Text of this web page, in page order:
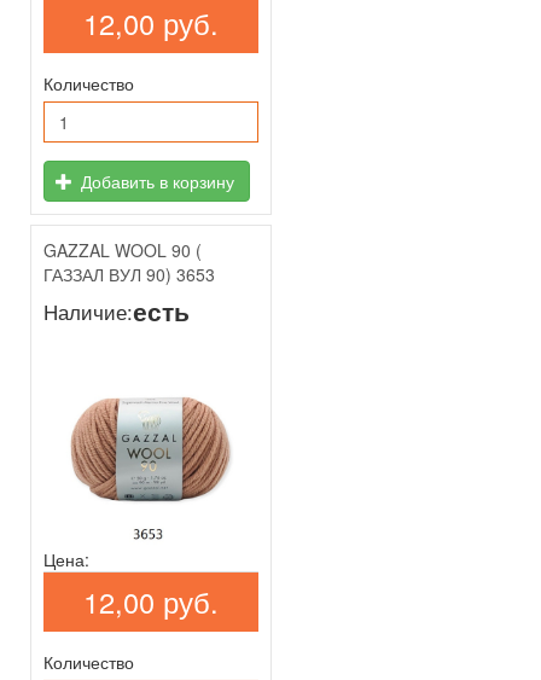
12,00 руб.
Количество
Добавить в корзину
GAZZAL WOOL 90 (
ГАЗЗАЛ ВУЛ 90) 3653
Наличие:есть
Цена:
12,00 руб.
Количество